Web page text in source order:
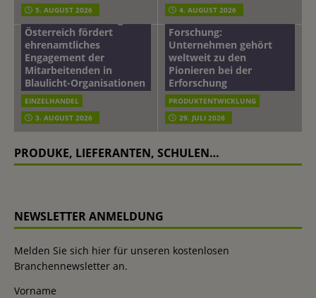
5. AUGUST 2026
4. AUGUST 2026
mehr vom leben tag: dm
Österreich fördert
ehrenamtliches
Engagement der
Mitarbeitenden in
Blaulicht-Organisationen
EINZELHANDEL
3. AUGUST 2026
Beiersdorf
Hautmikrobiom-
Forschung:
Unternehmen gehört
weltweit zu den
Pionieren bei der
Erforschung
PRODUKTENTWICKLUNG
29. JULI 2026
PRODUKE, LIEFERANTEN, SCHULEN…
NEWSLETTER ANMELDUNG
Melden Sie sich hier für unseren kostenlosen
Branchennewsletter an.
Vorname